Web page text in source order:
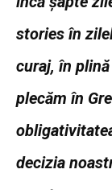
stories în
curaj, în
plecăm în
decizia